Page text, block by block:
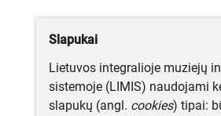
Slapukai
Lietuvos integralioje muziejų
sistemoje (LIMIS) naudojami
slapukų (angl. cookies) tipai: